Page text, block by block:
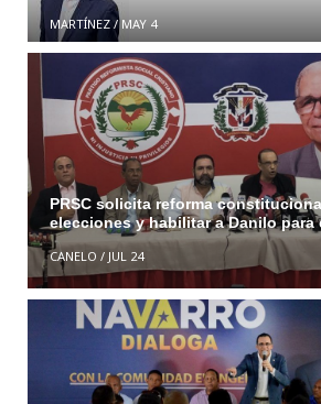
MARTÍNEZ/MAY 4
PRSC solicita reforma
elecciones y habilitar a Danilo para
CANELO / JUL 24